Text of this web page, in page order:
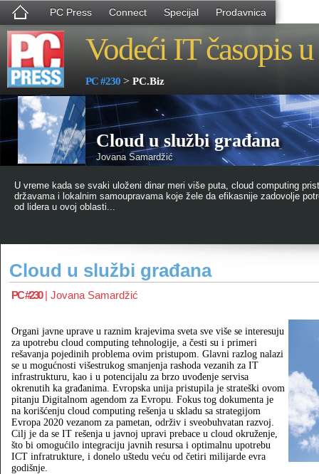
PC Press Connect Specijal Prodavnica
Vodeći IT časopis
PC #230 > PC.Biz
Cloud u službi građana
Jovana Samardžić
U vreme kada se svaki uloženi dinar meri više puta, cloud computing
državama i lokalnim samoupravama koje žele da efikasnije zadovolje
od lidera u ovoj oblasti...
Cloud u službi građana
PC #230| Jovana Samardžić
Organi javne uprave u raznim krajevima sveta sve više se interesuju
za upotrebu cloud computing tehnologije, a česti su i primeri
rešavanja pojedinih problema ovim pristupom. Glavni razlog nalazi
se u mogućnosti višestrukog smanjenja rashoda vezanih za IT
infrastrukturu, kao i u potencijalu za brzo uvođenje servisa
okrenutih ka građanima. Evropska unija pristupila je strateški ovom
pitanju Digitalnom agendom za Evropu. Fokus tog dokumenta je
na korišćenju cloud computing rešenja u skladu sa strategijom
Evropa 2020 vezanom za pametan, održiv i sveobuhvatan razvoj.
Cilj je da se IT rešenja u javnoj upravi prebace u cloud okruženje,
što bi omogućilo integraciju javnih resursa i optimalnu upotrebu
ICT infratrukture, i donelo uštedu veću od četiri milijarde evra
godišnje.